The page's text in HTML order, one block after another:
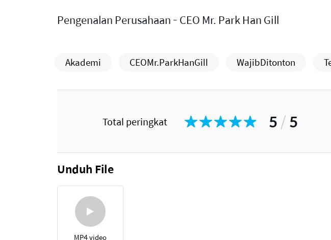
Pengenalan Perusahaan - CEO Mr. Park Han Gill
Akademi CEOMr.ParkHanGill WajibDitonton
Total peringkat 5/5
Unduh File
MP4 video